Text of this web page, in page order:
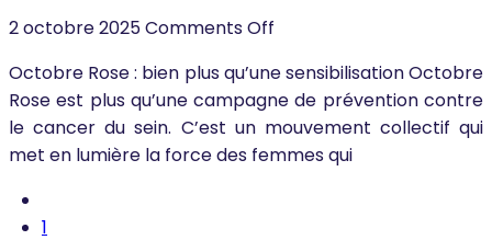
2 octobre 2025Comments Off
Octobre Rose : bien plus qu’une sensibilisation Octobre
Rose est plus qu’une campagne de prévention contre
le cancer du sein. C’est un mouvement collectif qui
met en lumière la force des femmes qui
1